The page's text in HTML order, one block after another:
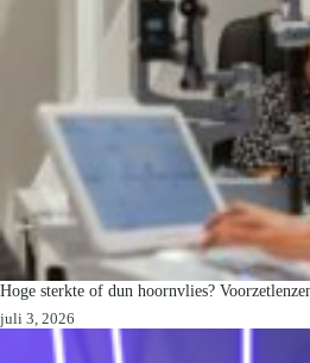
Hoge sterkte of dun hoornvlies?
juli 3, 2026